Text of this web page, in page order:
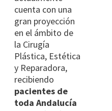
cuenta con una
gran proyección
en el ámbito de
la Cirugía
Plástica, Estética
y Reparadora,
recibiendo
pacientes de
toda Andalucía